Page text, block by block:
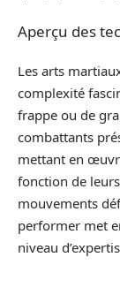
Aperçu des
Les arts
complexité
frappe ou de
combattants
mettant en
fonction de
mouvements
performer met
niveau